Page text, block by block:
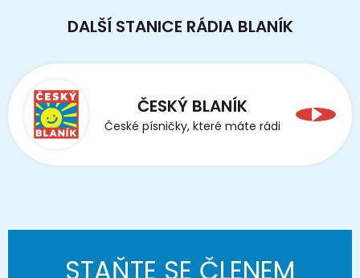
DALŠÍ STANICE RÁDIA BLANÍK
ČESKÝ BLANÍK
České písničky, které máte rádi
STAŇTE SE ČLENEM